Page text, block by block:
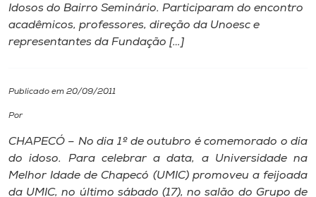
Internacionalização
I.nova
Diplomados
CPA
Idosos do Bairro Seminário. Participaram do encontro
acadêmicos, professores, direção da Unoesc e
representantes da Fundação […]
Publicado em 20/09/2011
Por
CHAPECÓ – No dia 1º de outubro é comemorado o dia
do idoso. Para celebrar a data, a Universidade na
Melhor Idade de Chapecó (UMIC) promoveu a feijoada
da UMIC, no último sábado (17), no salão do Grupo de